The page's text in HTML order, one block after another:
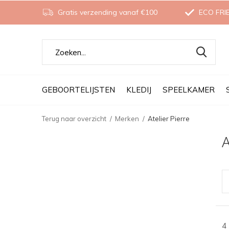
GEBOORTELIJSTEN KLEDIJ SPEELKAMER
Gratis verzending vanaf €100 ECO
Terug naar overzicht Merken Atelier Pierre
4